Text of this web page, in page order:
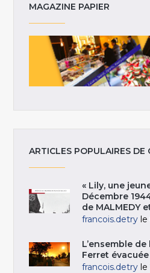
MAGAZINE PAPIER
ARTICLES POPULAIRES DE
« Lily, une
Décembre
de MALMEDY
francois.detry
L’ensemble
Ferret
francois.detry le